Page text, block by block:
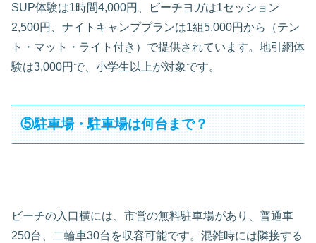
SUP体験は1時間4,000円、ビーチヨガは1セッション
2,500円、ナイトキャンププランは1組5,000円から（テン
ト・マット・ライト付き）で提供されています。地引網体
験は3,000円で、小学生以上が対象です。
⑤駐車場・駐車場は何台まで？
ビーチの入口横には、市営の無料駐車場があり、普通車
250台、二輪車30台を収容可能です。混雑時には隣接する